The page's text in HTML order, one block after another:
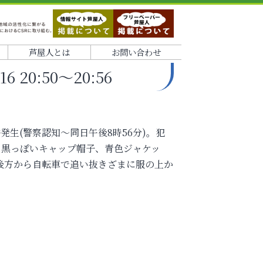
芦屋人とは お問い合わせ
20:50～20:56
生(警察認知～同日午後8時56分)。犯
っぽいキャップ帽子、青色ジャケッ
から自転車で追い抜きざまに服の上か